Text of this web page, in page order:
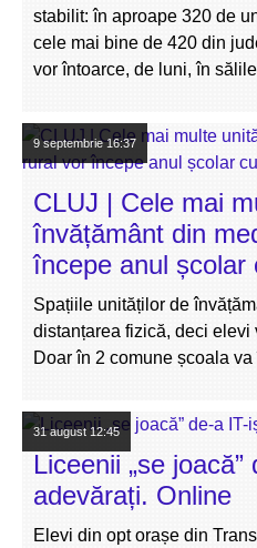
stabilit: în aproape 320 de
cele mai bine de 420 din
vor întoarce, de luni, în
9 septembrie16:37
CLUJ | Cele mai
învățământ din
începe anul școlar
Spațiile unităților de
distanțarea fizică, deci elevi
Doar în 2 comune școala
31 august 12:45
Liceenii „se
adevărați. Online
Elevi din opt orașe din